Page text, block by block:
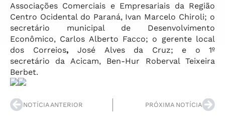
Associações Comerciais e Empresariais da Região
Centro Ocidental do Paraná, Ivan Marcelo Chiroli; o
secretário municipal de Desenvolvimento
Econômico, Carlos Alberto Facco; o gerente local
dos Correios, José Alves da Cruz; e o 1º
secretário da Acicam, Ben-Hur Roberval Teixeira
Berbet.
NOTÍCIA ANTERIOR PRÓXIMA NOTÍCIA